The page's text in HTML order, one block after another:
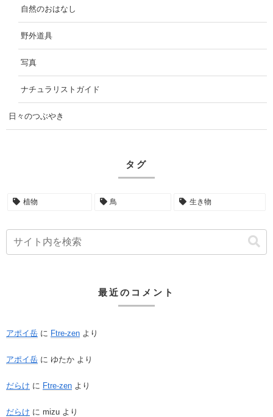
自然のおはなし
野外道具
写真
ナチュラリストガイド
日々のつぶやき
タグ
植物 鳥 生き物
最近のコメント
アポイ岳 に Ftre-zen より
アポイ岳 に ゆたか より
だらけ に Ftre-zen より
だらけ に mizu より